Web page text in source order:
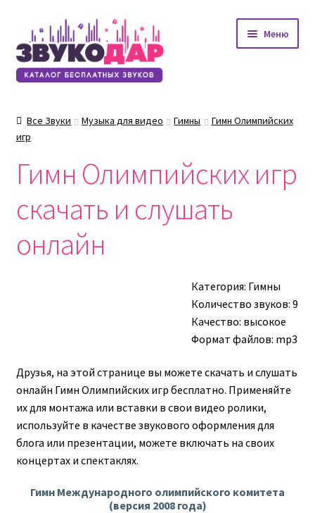
Перейти
к
навигации
Перейти
к
содержимому
Меню
Все Звуки Музыка для видео Гимны
Гимн Олимпийских
игр
Гимн Олимпийских игр
скачать и слушать
онлайн
Категория: Гимны
Количество звуков: 9
Качество: высокое
Формат файлов: mp3
Друзья, на этой странице вы можете скачать и слушать
онлайн Гимн Олимпийских игр бесплатно. Применяйте
их для монтажа или вставки в свои видео ролики,
используйте в качестве звукового оформления для
блога или презентации, можете включать на своих
концертах и спектаклях.
Гимн Международного олимпийского комитета
(версия 2008 года)